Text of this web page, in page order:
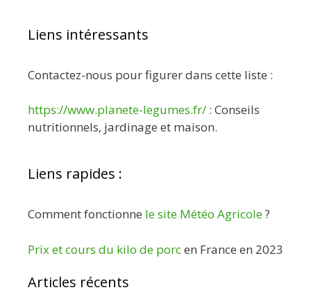
Liens intéressants
Contactez-nous pour figurer dans cette liste :
https://www.planete-legumes.fr/ : Conseils
nutritionnels, jardinage et maison.
Liens rapides :
Comment fonctionne le site Météo Agricole?
Prix et cours du kilo de porcen France en 2023
Articles récents